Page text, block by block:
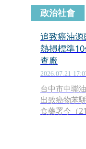
政治社會
追致癌油
熱損標準
查廠
2026.07.21
台中市中聯
出致癌物苯
食藥署今（